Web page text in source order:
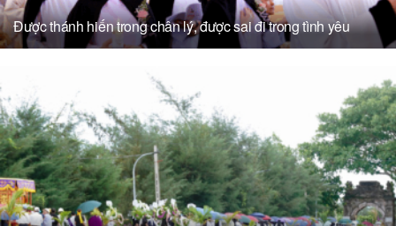
Được thánh hiến trong chân lý, được sai đi trong tình yêu